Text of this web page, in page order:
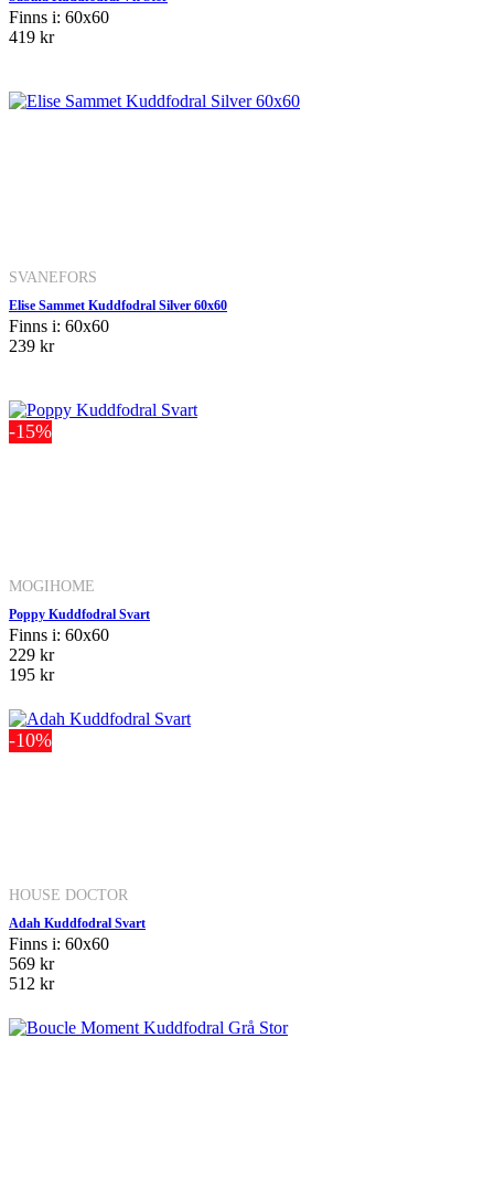
Finns i: 60x60
419 kr
SVANEFORS
Elise Sammet Kuddfodral Silver 60x60
Finns i: 60x60
239 kr
-15%
MOGIHOME
Poppy Kuddfodral Svart
Finns i: 60x60
229 kr
195 kr
-10%
HOUSE DOCTOR
Adah Kuddfodral Svart
Finns i: 60x60
569 kr
512 kr